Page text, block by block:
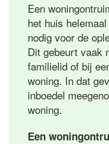
Een
het huis
nodig voor de
Dit gebeurt vaak
familielid of bij
woning. In dat
inboedel
woning.
Een